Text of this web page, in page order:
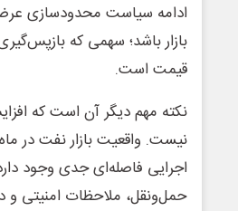
ادامه سیاست محدودسازی
بازار باشد؛ سهمی که
قیمت است.
نکته مهم دیگر آن است که
نیست. واقعیت بازار نفت در
اجرایی فاصله‌ای جدی وجود
حمل‌ونقل، ملاحظات امنیتی و